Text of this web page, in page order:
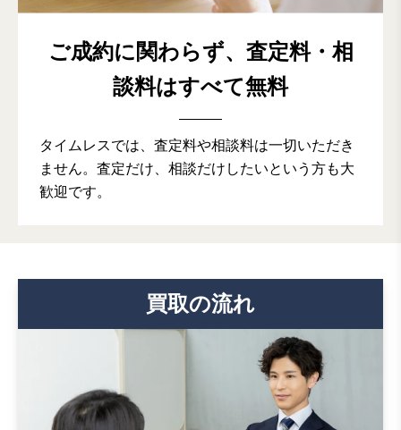
ご成約に関わらず、査定料・相
談料はすべて無料
タイムレスでは、査定料や相談料は一切いただき
ません。査定だけ、相談だけしたいという方も大
歓迎です。
買取の流れ